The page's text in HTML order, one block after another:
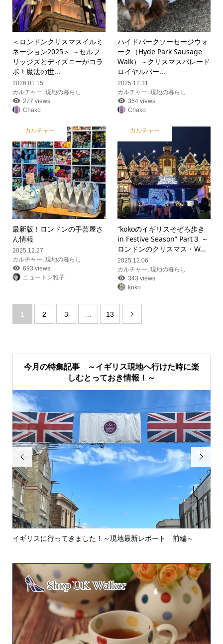
＜ロンドンクリスマスイルミ
ネーション2025＞ ～セルフ
リッジズとディズニーがコラ
ボ！魔法の世...
2026.01.15
カルチャー 現地の暮らし
277 views
Chako
ハイドパークソーセージウォ
ーク（Hyde Park Sausage
Walk）～クリスマスパレード
ロイヤルパー...
2025.12.31
カルチャー ,現地の暮らし
354 views
Chako
カルチャー
最新版！ロンドンの手芸屋さ
ん情報
2025.12.27
カルチャー, 現地の暮らし
693 views
ニュートン雅子
カルチャー
“kokoのイギリスそぞろ歩き
in Festive Season” Part３ ～
ロンドンのクリスマス・W...
2025.12.06
カルチャー,現地の暮らし
343 views
koko
1 2 3 … 13 
今月の特集記事 ～イギリス現地へ行けた時に楽
しむとっておき情報！～

イギリスに行ってきました！～現地最新レポート 前編～
